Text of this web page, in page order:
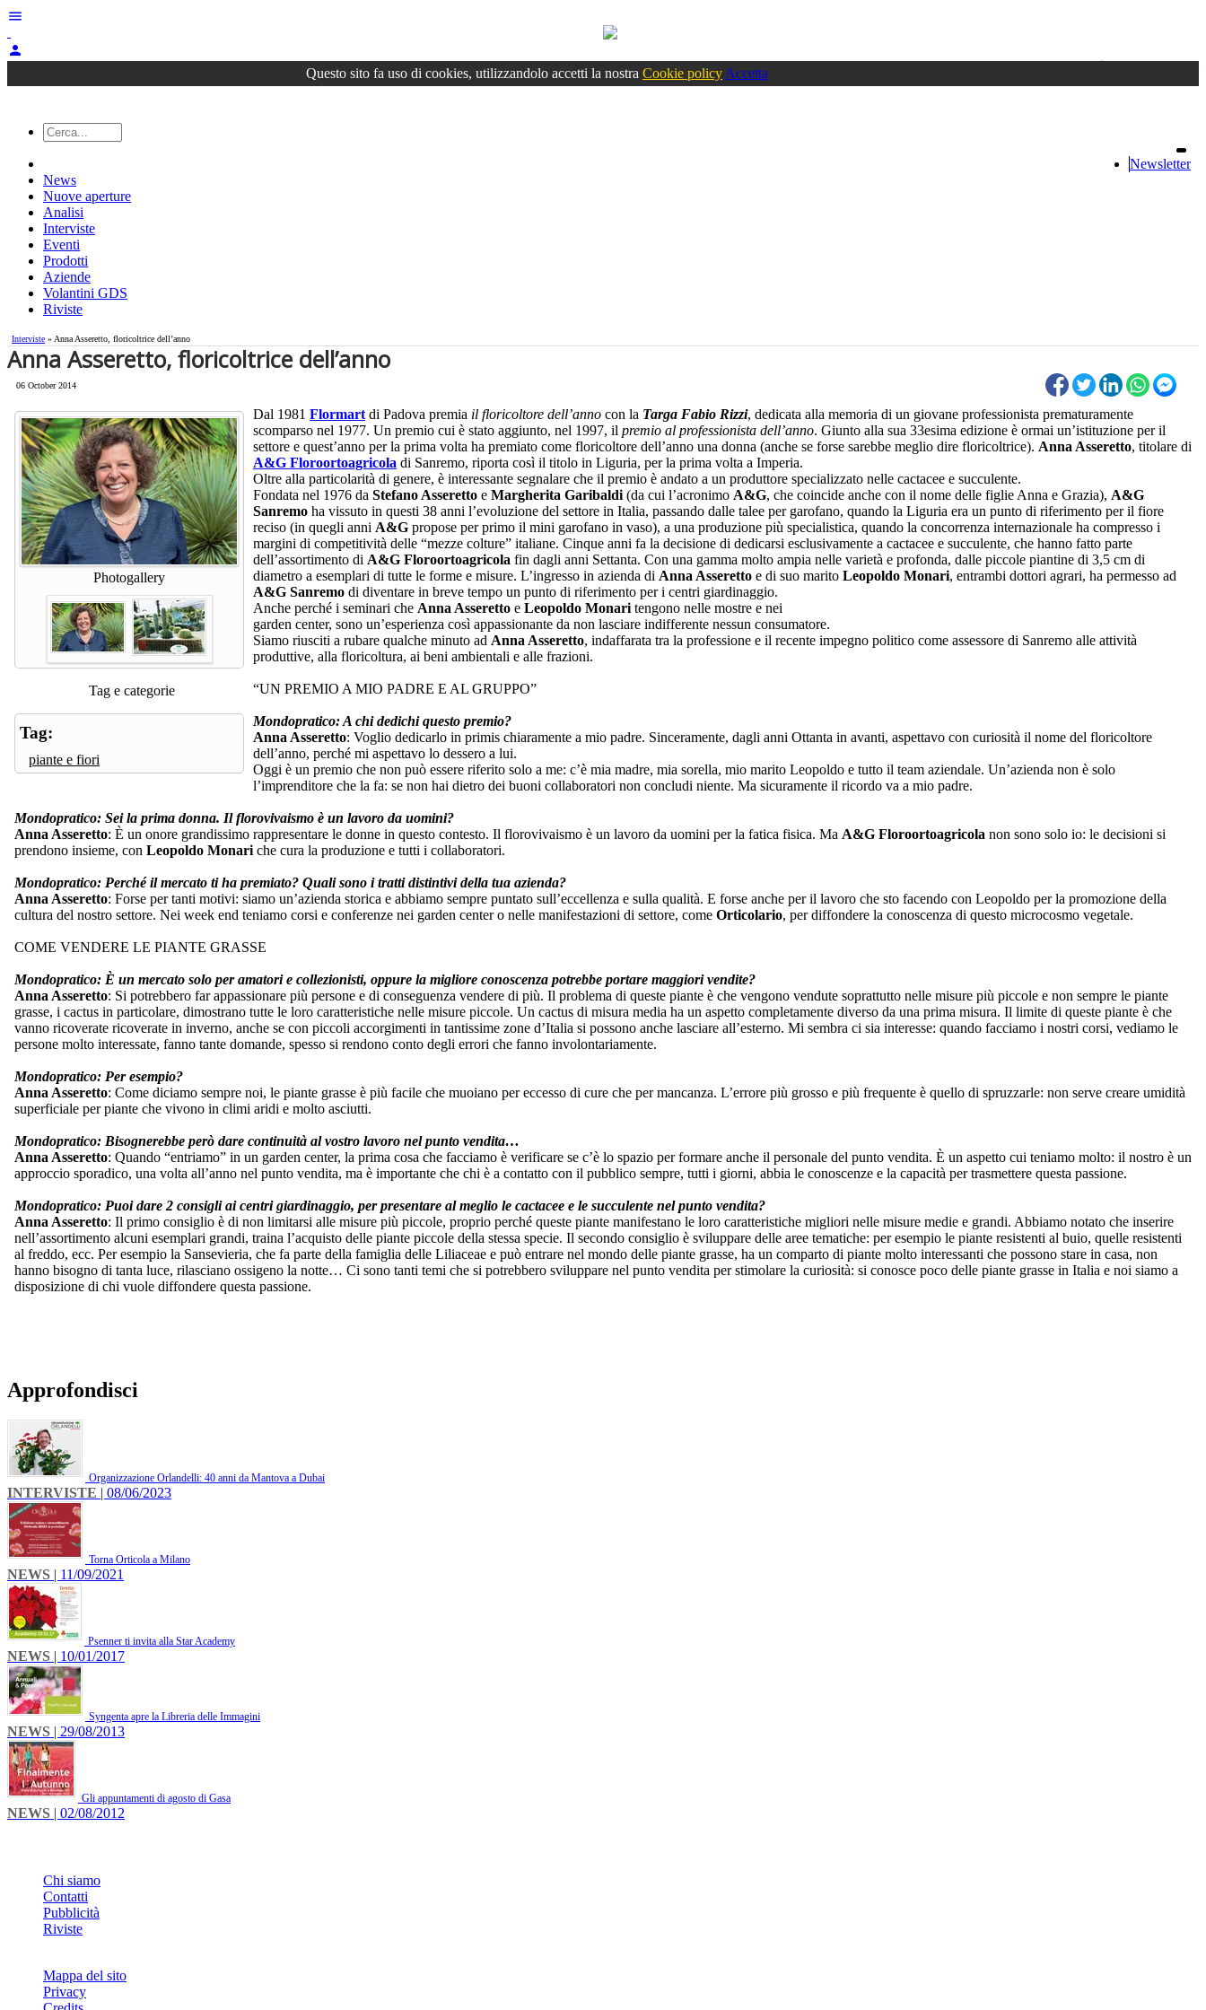
menu
person
Accedioppure registrati
Questo sito fa uso di cookies, utilizzandolo accetti la nostra Cookie policy Accetta
Newsletter
News
Nuove aperture
Analisi
Interviste
Eventi
Prodotti
Aziende
Volantini GDS
Riviste
Interviste » Anna Asseretto, floricoltrice dell’anno
Anna Asseretto, floricoltrice dell’anno
06 October 2014
Photogallery
Tag e categorie
Tag:
piante e fiori
Dal 1981 Flormart di Padova premia il floricoltore dell’anno con la Targa Fabio Rizzi, dedicata alla memoria di un giovane professionista prematuramente
scomparso nel 1977. Un premio cui è stato aggiunto, nel 1997, il premio al professionista dell’anno. Giunto alla sua 33esima edizione è ormai un’istituzione per il
settore e quest’anno per la prima volta ha premiato come floricoltore dell’anno una donna (anche se forse sarebbe meglio dire floricoltrice). Anna Asseretto, titolare di
A&G Floroortoagricola di Sanremo, riporta così il titolo in Liguria, per la prima volta a Imperia.
Oltre alla particolarità di genere, è interessante segnalare che il premio è andato a un produttore specializzato nelle cactacee e succulente.
Fondata nel 1976 da Stefano Asseretto e Margherita Garibaldi (da cui l’acronimo A&G, che coincide anche con il nome delle figlie Anna e Grazia), A&G
Sanremo ha vissuto in questi 38 anni l’evoluzione del settore in Italia, passando dalle talee per garofano, quando la Liguria era un punto di riferimento per il fiore
reciso (in quegli anni A&G propose per primo il mini garofano in vaso), a una produzione più specialistica, quando la concorrenza internazionale ha compresso i
margini di competitività delle “mezze colture” italiane. Cinque anni fa la decisione di dedicarsi esclusivamente a cactacee e succulente, che hanno fatto parte
dell’assortimento di A&G Floroortoagricola fin dagli anni Settanta. Con una gamma molto ampia nelle varietà e profonda, dalle piccole piantine di 3,5 cm di
diametro a esemplari di tutte le forme e misure. L’ingresso in azienda di Anna Asseretto e di suo marito Leopoldo Monari, entrambi dottori agrari, ha permesso ad
A&G Sanremo di diventare in breve tempo un punto di riferimento per i centri giardinaggio.
Anche perché i seminari che Anna Asseretto e Leopoldo Monari tengono nelle mostre e nei
garden center, sono un’esperienza così appassionante da non lasciare indifferente nessun consumatore.
Siamo riusciti a rubare qualche minuto ad Anna Asseretto, indaffarata tra la professione e il recente impegno politico come assessore di Sanremo alle attività
produttive, alla floricoltura, ai beni ambientali e alle frazioni.
“UN PREMIO A MIO PADRE E AL GRUPPO”
Mondopratico:A chi dedichi questo premio?
Anna Asseretto: Voglio dedicarlo in primis chiaramente a mio padre. Sinceramente, dagli anni Ottanta in avanti, aspettavo con curiosità il nome del floricoltore
dell’anno, perché mi aspettavo lo dessero a lui.
Oggi è un premio che non può essere riferito solo a me: c’è mia madre, mia sorella, mio marito Leopoldo e tutto il team aziendale. Un’azienda non è solo
l’imprenditore che la fa: se non hai dietro dei buoni collaboratori non concludi niente. Ma sicuramente il ricordo va a mio padre.
Mondopratico: Sei la prima donna. Il florovivaismo è un lavoro da uomini?
Anna Asseretto: È un onore grandissimo rappresentare le donne in questo contesto. Il florovivaismo è un lavoro da uomini per la fatica fisica. Ma A&G Floroortoagricola non sono solo io: le decisioni si
prendono insieme, con Leopoldo Monari che cura la produzione e tutti i collaboratori.
Mondopratico: Perché il mercato ti ha premiato? Quali sono i tratti distintivi della tua azienda?
Anna Asseretto: Forse per tanti motivi: siamo un’azienda storica e abbiamo sempre puntato sull’eccellenza e sulla qualità. E forse anche per il lavoro che sto facendo con Leopoldo per la promozione della
cultura del nostro settore. Nei week end teniamo corsi e conferenze nei garden center o nelle manifestazioni di settore, come Orticolario, per diffondere la conoscenza di questo microcosmo vegetale.
COME VENDERE LE PIANTE GRASSE
Mondopratico: È un mercato solo per amatori e collezionisti, oppure la migliore conoscenza potrebbe portare maggiori vendite?
Anna Asseretto: Si potrebbero far appassionare più persone e di conseguenza vendere di più. Il problema di queste piante è che vengono vendute soprattutto nelle misure più piccole e non sempre le piante
grasse, i cactus in particolare, dimostrano tutte le loro caratteristiche nelle misure piccole. Un cactus di misura media ha un aspetto completamente diverso da una prima misura. Il limite di queste piante è che
vanno ricoverate ricoverate in inverno, anche se con piccoli accorgimenti in tantissime zone d’Italia si possono anche lasciare all’esterno. Mi sembra ci sia interesse: quando facciamo i nostri corsi, vediamo le
persone molto interessate, fanno tante domande, spesso si rendono conto degli errori che fanno involontariamente.
Mondopratico: Per esempio?
Anna Asseretto: Come diciamo sempre noi, le piante grasse è più facile che muoiano per eccesso di cure che per mancanza. L’errore più grosso e più frequente è quello di spruzzarle: non serve creare umidità
superficiale per piante che vivono in climi aridi e molto asciutti.
Mondopratico: Bisognerebbe però dare continuità al vostro lavoro nel punto vendita…
Anna Asseretto: Quando “entriamo” in un garden center, la prima cosa che facciamo è verificare se c’è lo spazio per formare anche il personale del punto vendita. È un aspetto cui teniamo molto: il nostro è un
approccio sporadico, una volta all’anno nel punto vendita, ma è importante che chi è a contatto con il pubblico sempre, tutti i giorni, abbia le conoscenze e la capacità per trasmettere questa passione.
Mondopratico: Puoi dare 2 consigli ai centri giardinaggio, per presentare al meglio le cactacee e le succulente nel punto vendita?
Anna Asseretto: Il primo consiglio è di non limitarsi alle misure più piccole, proprio perché queste piante manifestano le loro caratteristiche migliori nelle misure medie e grandi. Abbiamo notato che inserire
nell’assortimento alcuni esemplari grandi, traina l’acquisto delle piante piccole della stessa specie. Il secondo consiglio è sviluppare delle aree tematiche: per esempio le piante resistenti al buio, quelle resistenti
al freddo, ecc. Per esempio la Sansevieria, che fa parte della famiglia delle Liliaceae e può entrare nel mondo delle piante grasse, ha un comparto di piante molto interessanti che possono stare in casa, non
hanno bisogno di tanta luce, rilasciano ossigeno la notte… Ci sono tanti temi che si potrebbero sviluppare nel punto vendita per stimolare la curiosità: si conosce poco delle piante grasse in Italia e noi siamo a
disposizione di chi vuole diffondere questa passione.
Approfondisci
Organizzazione Orlandelli: 40 anni da Mantova a Dubai
INTERVISTE | 08/06/2023
Torna Orticola a Milano
NEWS | 11/09/2021
Psenner ti invita alla Star Academy
NEWS | 10/01/2017
Syngenta apre la Libreria delle Immagini
NEWS | 29/08/2013
Gli appuntamenti di agosto di Gasa
NEWS | 02/08/2012
Chi siamo
Contatti
Pubblicità
Riviste
Mappa del sito
Privacy